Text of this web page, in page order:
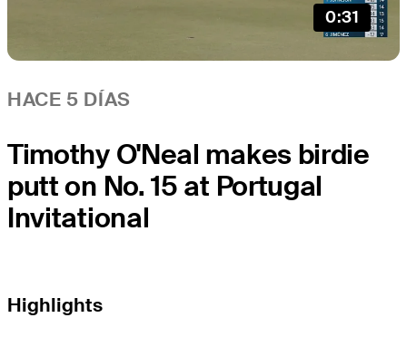
0:31
HACE 5 DÍAS
Timothy O'Neal makes birdie
putt on No. 15 at Portugal
Invitational
Highlights